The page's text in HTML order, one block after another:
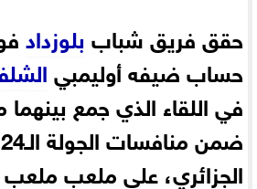
حقق فريق شباب بلوزداد
حساب ضيفه أوليمبي
في اللقاء الذي جمع بينهما
الجزائري، على ملعب ملعب